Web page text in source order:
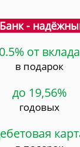
-
0.5% от вклада
в подарок
до 19,56%
годовых